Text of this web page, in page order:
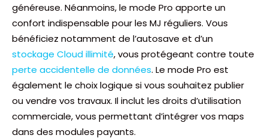
généreuse. Néanmoins, le mode Pro apporte un
confort indispensable pour les MJ réguliers. Vous
bénéficiez notamment de l’autosave et d’un
stockage Cloud illimité, vous protégeant contre toute
perte accidentelle de données. Le mode Pro est
également le choix logique si vous souhaitez publier
ou vendre vos travaux. Il inclut les droits d’utilisation
commerciale, vous permettant d’intégrer vos maps
dans des modules payants.